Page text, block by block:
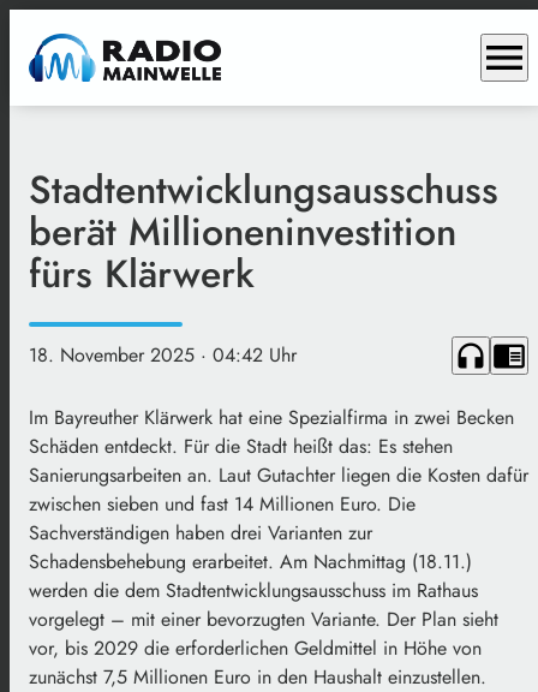
menu
Stadtentwicklungsausschuss
berät Millioneninvestition
fürs Klärwerk
18. November 2025 · 04:42 Uhr headphones chrome_reader_mode
Im Bayreuther Klärwerk hat eine Spezialfirma in zwei Becken
Schäden entdeckt. Für die Stadt heißt das: Es stehen
Sanierungsarbeiten an. Laut Gutachter liegen die Kosten dafür
zwischen sieben und fast 14 Millionen Euro. Die
Sachverständigen haben drei Varianten zur
Schadensbehebung erarbeitet. Am Nachmittag (18.11.)
werden die dem Stadtentwicklungsausschuss im Rathaus
vorgelegt – mit einer bevorzugten Variante. Der Plan sieht
vor, bis 2029 die erforderlichen Geldmittel in Höhe von
zunächst 7,5 Millionen Euro in den Haushalt einzustellen.